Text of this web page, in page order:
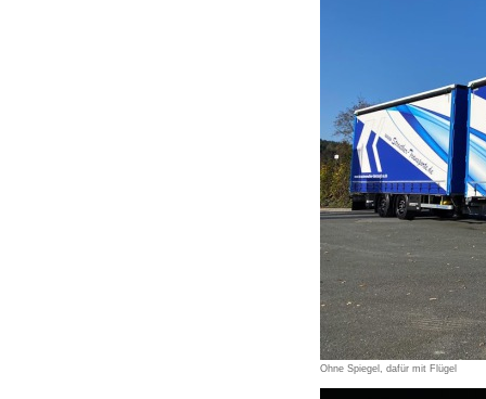
Ohne Spiegel, dafür mit Flügel